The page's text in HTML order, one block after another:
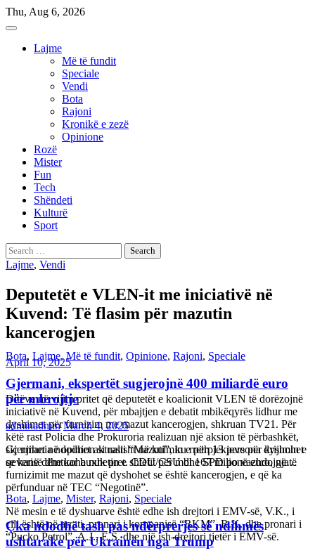
Skip
to
Thu, Aug 6, 2026
Lajme
Më të fundit
Speciale
Vendi
Bota
Rajoni
Kronikë e zezë
Opinione
Rozë
Mister
Fun
Tech
Shëndeti
Kulturë
Sport
Search
for:
Lajme, Vendi
Deputetët e VLEN-it me iniciativë në
Kuvend: Të flasim për mazutin
kancerogjen
April 10, 2025
Ditëve në vijim pritet që deputetët e koalicionit VLEN të dorëzojnë
iniciativë në Kuvend, për mbajtjen e debatit mbikëqyrës lidhur me
dyshimet për furnizim me mazut kancerogjen, shkruan TV21. Për
këtë rast Policia dhe Prokuroria realizuan një aksion të përbashkët,
siç njihet në opinion si rasti “Mazuti”, ku rreth 13 persona dyshohet
se kanë dëmtuar buxhetin e shtetit për mbi 167 milionë euro, gjatë
furnizimit me mazut që dyshohet se është kancerogjen, e që ka
përfunduar në TEC “Negotinë”.
Në mesin e të dyshuarve është edhe ish drejtori i EMV-së, V.K., i
cili është në arrati, pronari i kompanisë “RKM”, R.K. dhe pronari i
“Pucko Petrol”, A.J., E.S. dhe një ish-drejtori tjetër i EMV-së.
Bota, Lajme,Më të fundit, Opinione, Rajoni, Speciale
Gjermani, ekspertët sugjerojnë 400 miliardë euro
për mbrojtje
adminadmin March 4, 2025
Gjermania ndodhet aktualisht në kulmin e përpjekjeve për krijimin e
qeverisë dhe koha nuk pret. CDU/CSU dhe SPD po vazhdojnë…
Bota, Lajme, Mister, Rajoni, Speciale
Çka ndodhë tash pas ndërprerjes së ndihmës
ushtarake për Ukrainën nga Trump